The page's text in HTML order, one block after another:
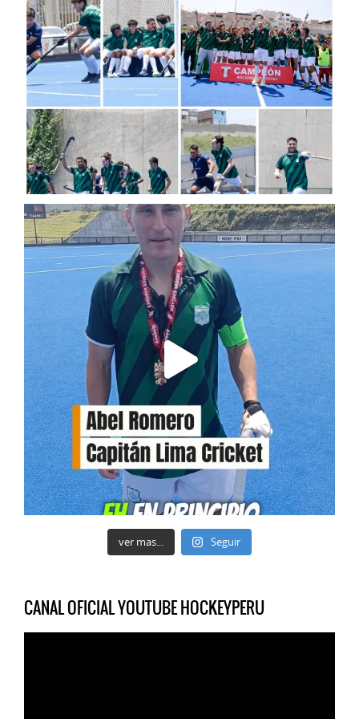
ver mas... Seguir
CANAL OFICIAL YOUTUBE HOCKEYPERU